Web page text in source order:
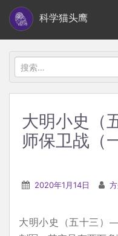
i
科学猫头鹰
搜
索：
大明小史
师保卫战（
2020年1月14日
大明小史（五十三）